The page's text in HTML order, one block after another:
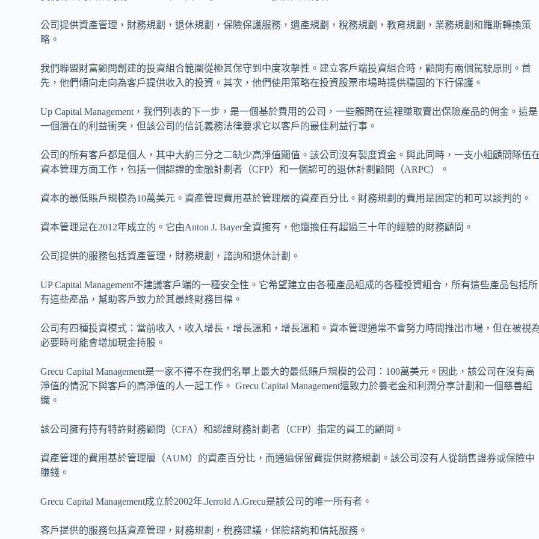
公司提供資產管理，財務規劃，退休規劃，保險保護服務，遺產規劃，稅務規劃，教育規劃，業務規劃和羅斯轉換策
略。
我們聯盟財富顧問創建的投資組合範圍從極其保守到中度攻擊性。建立客戶端投資組合時，顧問有兩個駕駛原則。首
先，他們傾向走向為客戶提供收入的投資。其次，他們使用策略在投資股票市場時提供穩固的下行保護。
Up Capital Management，我們列表的下一步，是一個基於費用的公司，一些顧問在這裡賺取賣出保險產品的佣金。這是
一個潛在的利益衝突，但該公司的信託義務法律要求它以客戶的最佳利益行事。
公司的所有客戶都是個人，其中大約三分之二缺少高淨值閾值。該公司沒有製度資金。與此同時，一支小組顧問隊伍
資本管理方面工作，包括一個認證的金融計劃者（CFP）和一個認可的退休計劃顧問（ARPC）。
資本的最低賬戶規模為10萬美元。資產管理費用基於管理層的資產百分比。財務規劃的費用是固定的和可以談判的。
資本管理是在2012年成立的。它由Anton J. Bayer全資擁有，他還擔任有超過三十年的經驗的財務顧問。
公司提供的服務包括資產管理，財務規劃，諮詢和退休計劃。
UP Capital Management不建議客戶端的一種安全性。它希望建立由各種產品組成的各種投資組合，所有這些產品包括所
有這些產品，幫助客戶致力於其最終財務目標。
公司有四種投資模式：當前收入，收入增長，增長溫和，增長溫和。資本管理通常不會努力時間推出市場，但在被視
必要時可能會增加現金持股。
Grecu Capital Management是一家不得不在我們名單上最大的最低賬戶規模的公司：100萬美元。因此，該公司在沒有高
淨值的情況下與客戶的高淨值的人一起工作。 Grecu Capital Management還致力於養老金和利潤分享計劃和一個慈善組
織。
該公司擁有持有特許財務顧問（CFA）和認證財務計劃者（CFP）指定的員工的顧問。
資產管理的費用基於管理層（AUM）的資產百分比，而通過保留費提供財務規劃。該公司沒有人從銷售證券或保險中
賺錢。
Grecu Capital Management成立於2002年.Jerrold A.Grecu是該公司的唯一所有者。
客戶提供的服務包括資產管理，財務規劃，稅務建議，保險諮詢和信託服務。